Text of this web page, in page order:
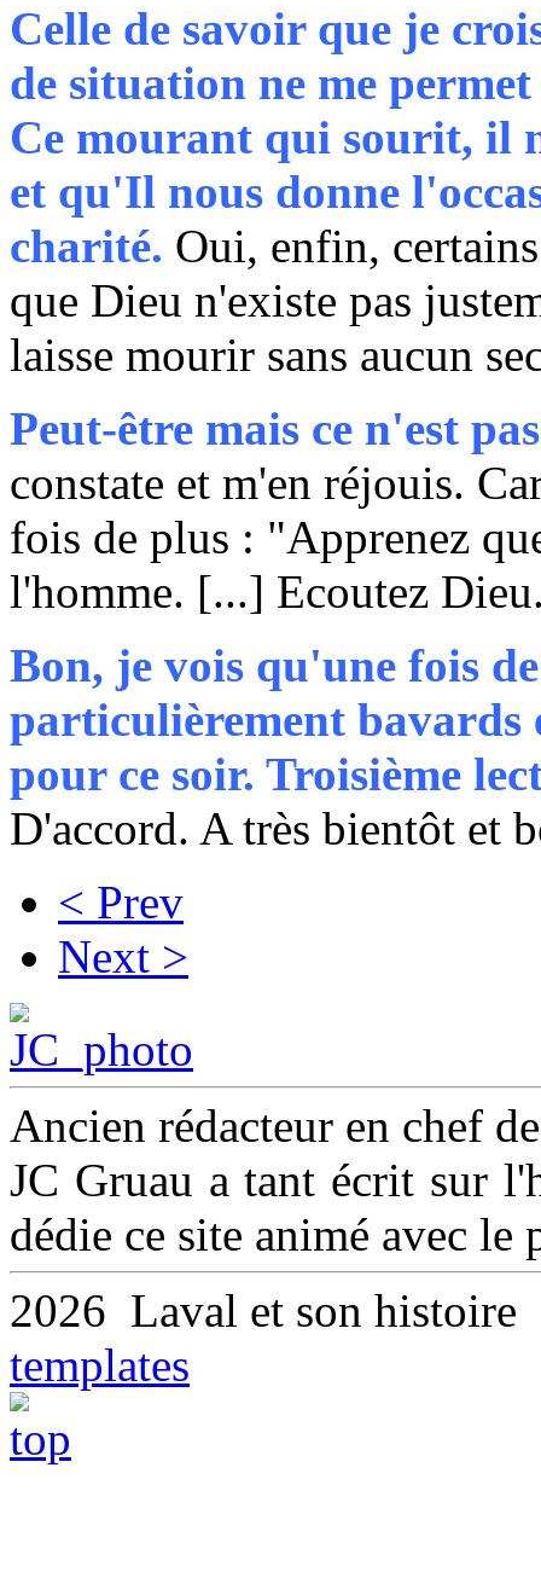
Celle de savoir que je
de situation ne me
Ce mourant qui sourit, il
et qu'Il nous donne
charité. Oui, enfin,
que Dieu n'existe pas
laisse mourir sans aucun
Peut-être mais ce n'est
constate et m'en réjouis.
fois de plus : "Apprenez
l'homme. [...] Ecoutez
Bon, je vois qu'une fois
particulièrement bavards
pour ce soir. Troisième
D'accord. A très bientôt et
< Prev
Next >
Ancien rédacteur en chef
JC Gruau a tant écrit sur
dédie ce site animé avec
2026 Laval et son
templates